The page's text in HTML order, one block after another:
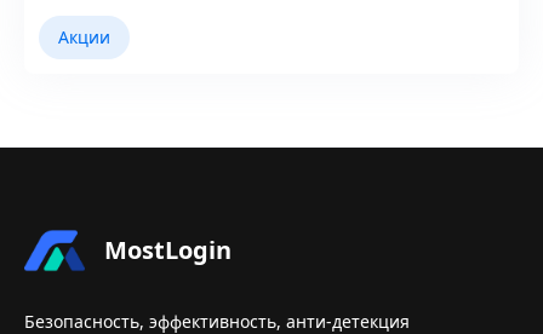
Акции
MostLogin
Безопасность, эффективность, анти-детекция